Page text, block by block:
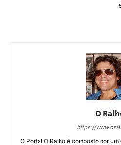
O
https://
O Portal O Ralho é composto por